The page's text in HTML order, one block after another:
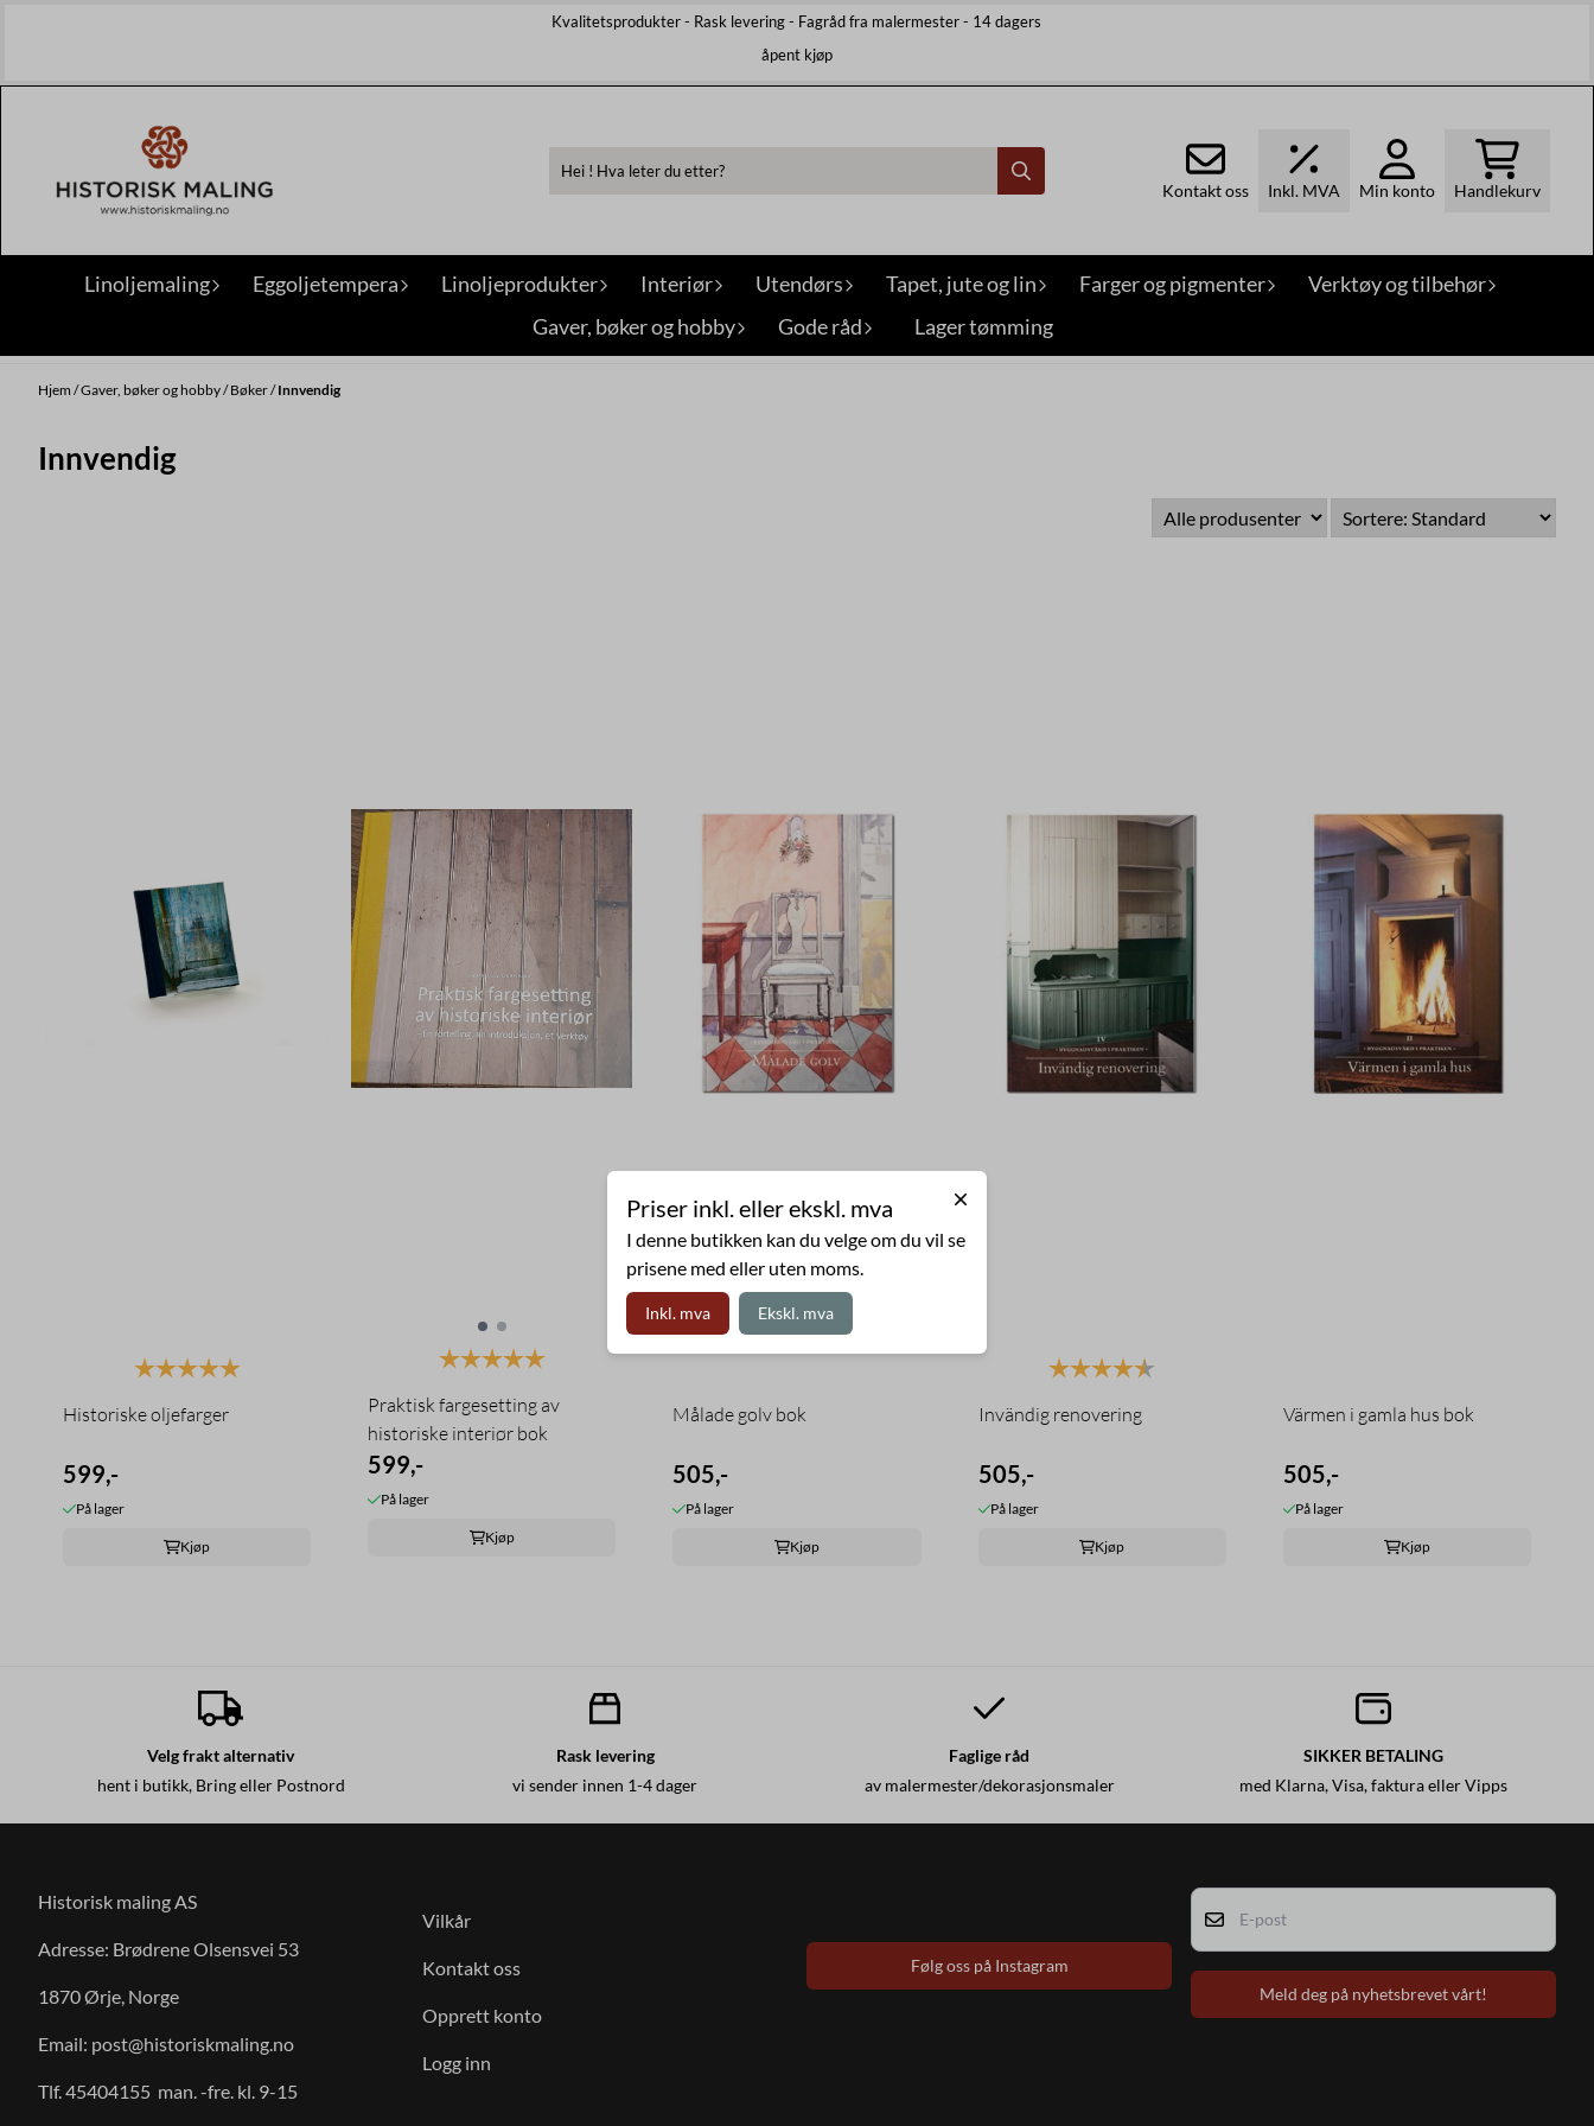
Kvalitetsprodukter - Rask levering - Fagråd fra malermester - 14 dagers
åpent kjøp
Kontakt oss Inkl. MVA Min konto Handlekurv
Linoljemaling Eggoljetempera Linoljeprodukter Interiør Utendørs Tapet, jute og lin Farger og pigmenter
Verktøy og tilbehør
Gaver, bøker og hobby
Gode råd Lager tømming
Hjem /Gaver, bøker og hobby/Bøker/Innvendig
Innvendig
Karakter: 5.0 av 5 mulige
Historiske oljefarger
599,-
På lager
Kjøp
Karakter: 5.0 av 5 mulige
Praktisk fargesetting av
historiske interiør bok
599,-
På lager
Kjøp
Målade golv bok
505,-
På lager
Kjøp
Karakter:
Invändig renovering
505,-
På lager
Kjøp
Värmen i gamla hus bok
505,-
På lager
Kjøp
Velg frakt alternativ
hent i butikk, Bring eller Postnord
Rask levering
vi sender innen 1-4 dager
Faglige råd
av malermester/dekorasjonsmaler
SIKKER BETALING
med Klarna, Visa, faktura eller Vipps
Historisk maling AS
Adresse: Brødrene Olsensvei 53
1870 Ørje, Norge
Email: post@historiskmaling.no
Tlf. 45404155 man. -fre. kl. 9-15
Vilkår
Kontakt oss
Opprett konto
Logg inn
Følg oss på Instagram
E-post
Meld deg på nyhetsbrevet vårt!
Priser inkl. eller ekskl. mva
I denne butikken kan du velge om du vil se
prisene med eller uten moms.
Inkl. mva Ekskl. mva